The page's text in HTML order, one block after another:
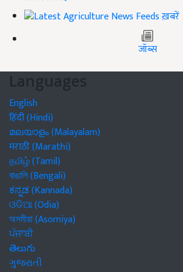
ख़बरें
जॉब्स
Languages
English
हिंदी (Hindi)
മലയാളം (Malayalam)
मराठी (Marathi)
தமிழ் (Tamil)
বাঙালি (Bengali)
ಕನ್ನಡ (Kannada)
ଓଡିଆ (Odia)
অসমীয়া (Asomiya)
ਪੰਜਾਬੀ
తెలుగు
ગુજરાતી